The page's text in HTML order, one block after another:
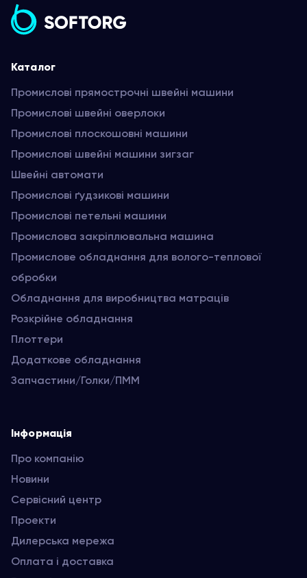
Каталог
Промислові прямострочні швейні машини
Промислові швейні оверлоки
Промислові плоскошовні машини
Промислові швейні машини зигзаг
Швейні автомати
Промислові ґудзикові машини
Промислові петельні машини
Промислова закріплювальна машина
Промислове обладнання для волого-теплової
обробки
Обладнання для виробництва матраців
Розкрійне обладнання
Плоттери
Додаткове обладнання
Запчастини/Голки/ПММ
Інформація
Про компанію
Новини
Сервісний центр
Проекти
Дилерська мережа
Оплата і доставка